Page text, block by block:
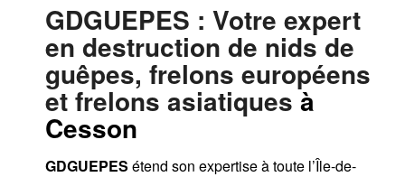
GDGUEPES : Votre expert
en destruction de nids de
guêpes, frelons européens
et frelons asiatiquesà
Cesson
GDGUEPES étend son expertise à toute l’Île-de-